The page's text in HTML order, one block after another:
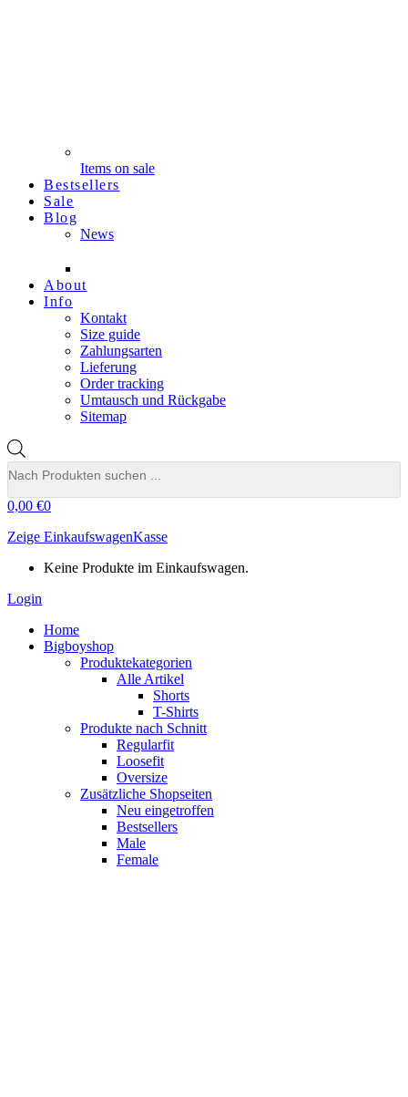
Items on sale
Bestsellers
Sale
Blog
News
About
Info
Kontakt
Size guide
Zahlungsarten
Lieferung
Order tracking
Umtausch und Rückgabe
Sitemap
search
0,00 €0
Zeige EinkaufswagenKasse
Keine Produkte im Einkaufswagen.
Login
Home
Bigboyshop
Produktekategorien
Alle Artikel
Shorts
T-Shirts
Produkte nach Schnitt
Regularfit
Loosefit
Oversize
Zusätzliche Shopseiten
Neu eingetroffen
Bestsellers
Male
Female